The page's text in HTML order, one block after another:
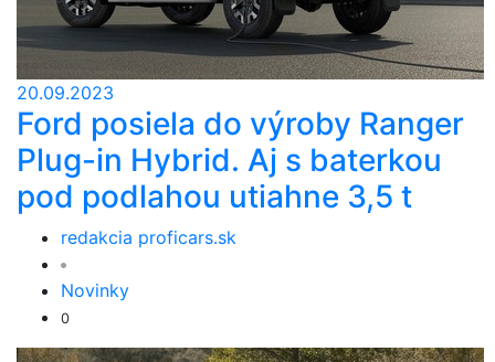
20.09.2023
Ford posiela do výroby Ranger
Plug-in Hybrid. Aj s baterkou
pod podlahou utiahne 3,5 t
redakcia proficars.sk
Novinky
0